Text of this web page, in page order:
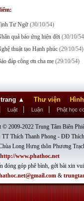
Tư Ngữ (30/10/54)
quả báo ứng hiện đời (30/10/
thuật tạo Hạnh phúc (29/10/54)
đáp công ơn cha mẹ (29/10/54)
▲ Thư viện
Luật Luận Phật học
© 2009-2022 Trung Tâm Biên
TT Thích Thanh Phong - ĐĐ
Long Hưng thôn Phương
http://www.phathoc.net
đóng góp phê bình, gởi bài xin
&